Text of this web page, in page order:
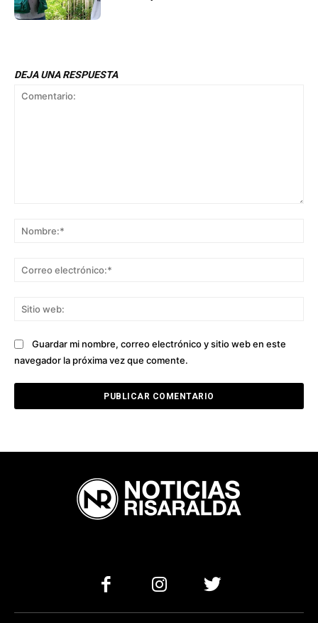
DEJA UNA RESPUESTA
Guardar mi nombre, correo electrónico y sitio web en este
navegador la próxima vez que comente.